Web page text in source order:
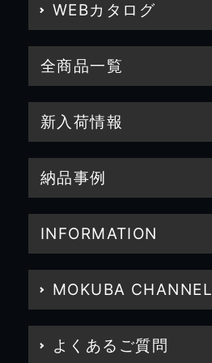
WEBカタログ
全商品一覧
新入荷情報
納品事例
INFORMATION
MOKUBA CHANNEL
よくあるご質問